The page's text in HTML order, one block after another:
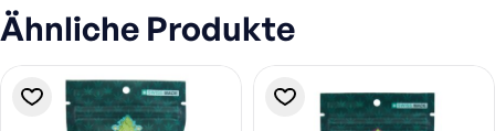
Ähnliche Produkte